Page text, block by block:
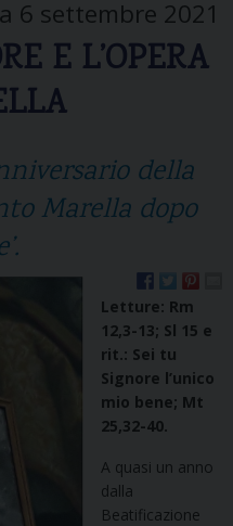
6 settembre 2021
E L’OPERA
della
Marella dopo
Letture: Rm
12,3-13; Sl 15 e
rit.: Sei tu
Signore l’unico
mio bene; Mt
25,32-40.
A quasi un anno
dalla
Beatificazione